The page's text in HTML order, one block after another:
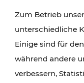
Wanderungen,
Radtouren oder
Attraktionen sind
Angeboten des
Zum Betrieb
unterschiedliche
Einige sind für
während andere
verbessern,